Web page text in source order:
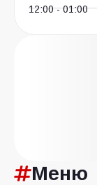
12:00 - 01:00
Меню